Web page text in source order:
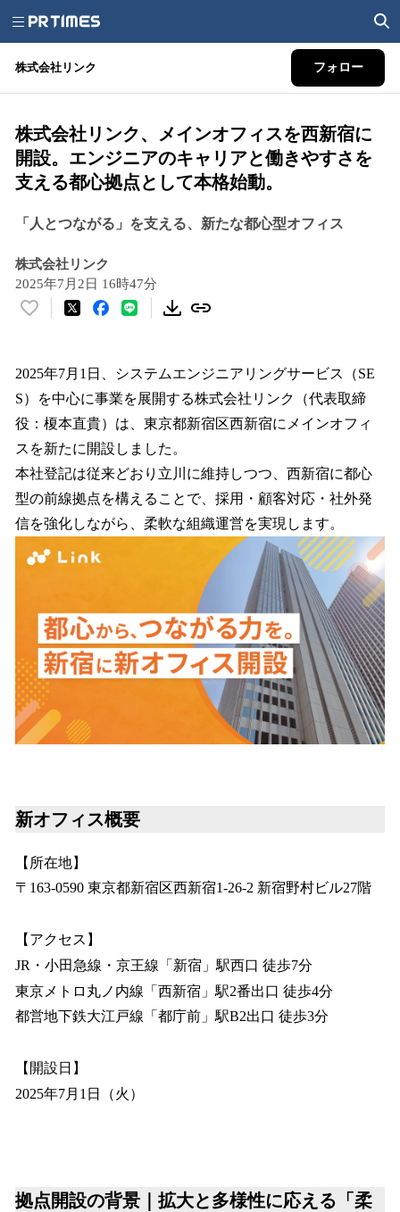
株式会社リンク フォロー
株式会社リンク、メインオフィスを西新宿に
開設。エンジニアのキャリアと働きやすさを
支える都心拠点として本格始動。
「人とつながる」を支える、新たな都心型オフィス
株式会社リンク
2025年7月2日 16時47分
い
！
数
を
読
み
込
み
中
で
す
2025年7月1日、システムエンジニアリングサービス（SE
S）を中心に事業を展開する株式会社リンク（代表取締
役：榎本直貴）は、東京都新宿区西新宿にメインオフィ
スを新たに開設しました。
本社登記は従来どおり立川に維持しつつ、西新宿に都心
型の前線拠点を構えることで、採用・顧客対応・社外発
信を強化しながら、柔軟な組織運営を実現します。
新オフィス概要
【所在地】
〒163-0590 東京都新宿区西新宿1-26-2 新宿野村ビル27階
【アクセス】
JR・小田急線・京王線「新宿」駅西口 徒歩7分
東京メトロ丸ノ内線「西新宿」駅2番出口 徒歩4分
都営地下鉄大江戸線「都庁前」駅B2出口 徒歩3分
【開設日】
2025年7月1日（火）
拠点開設の背景｜拡大と多様性に応える「柔